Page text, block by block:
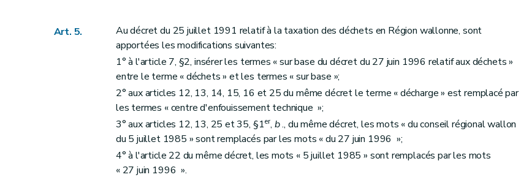
Art. 5.
Au décret du 25 juillet 1991 relatif à la taxation des déchets en Région wallonne, sont
apportées les modifications suivantes:
1° à l'article 7, §2, insérer les termes « sur base du décret du 27 juin 1996 relatif aux déchets »
entre le terme « déchets » et les termes « sur base »;
2° aux articles 12, 13, 14, 15, 16 et 25 du même décret le terme « décharge » est remplacé par
les termes « centre d'enfouissement technique »;
3° aux articles 12, 13, 25 et 35, §1er, b., du même décret, les mots « du conseil régional wallon
du 5 juillet 1985 » sont remplacés par les mots « du 27 juin 1996 »;
4° à l'article 22 du même décret, les mots « 5 juillet 1985 » sont remplacés par les mots
« 27 juin 1996 ».